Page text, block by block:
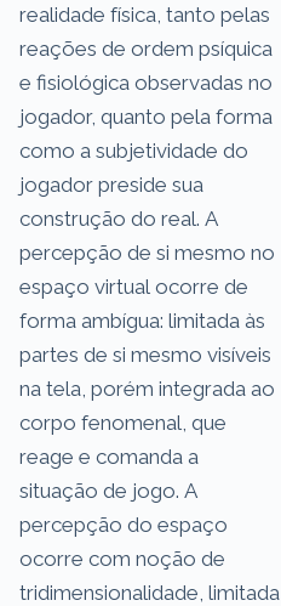
realidade física, tanto pelas
reações de ordem psíquica
e fisiológica observadas no
jogador, quanto pela forma
como a subjetividade do
jogador preside sua
construção do real. A
percepção de si mesmo no
espaço virtual ocorre de
forma ambígua: limitada às
partes de si mesmo visíveis
na tela, porém integrada ao
corpo fenomenal, que
reage e comanda a
situação de jogo. A
percepção do espaço
ocorre com noção de
tridimensionalidade, limitada